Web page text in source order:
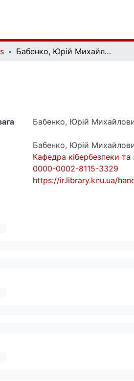
Бабенко, Юрій Михайлович
Бабенко, Юрій
Бабенко, Юрій
Кафедра кібербезпеки та
0000-0002-8115-3329
https://ir.library.knu.ua/